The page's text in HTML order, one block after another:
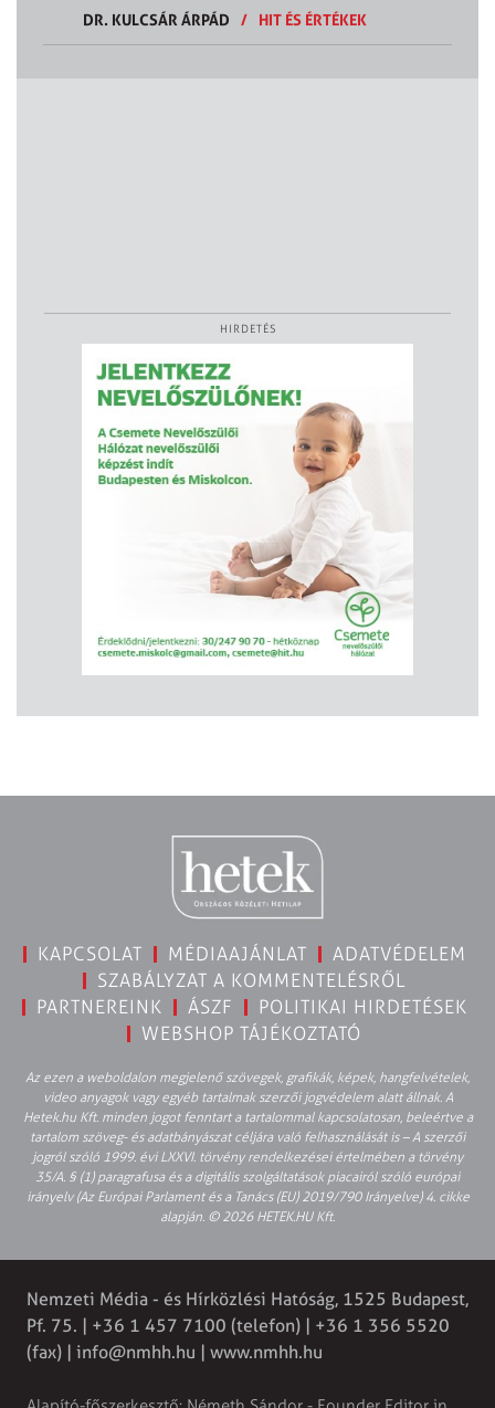
DR. KULCSÁR ÁRPÁD
/ HIT ÉS ÉRTÉKEK
HIRDETÉS
KAPCSOLAT MÉDIAAJÁNLAT
ADATVÉDELEM
SZABÁLYZAT A KOMMENTELÉSRŐL
PARTNEREINK
ÁSZF
POLITIKAI HIRDETÉSEK
WEBSHOP TÁJÉKOZTATÓ
Az ezen a weboldalon megjelenő szövegek, grafikák, képek, hangfelvételek,
video anyagok vagy egyéb tartalmak szerzői jogvédelem alatt állnak. A
Hetek.hu Kft. minden jogot fenntart a tartalommal kapcsolatosan, beleértve a
tartalom szöveg- és adatbányászat céljára való felhasználását is – A szerzői
jogról szóló 1999. évi LXXVI. törvény rendelkezései értelmében a törvény
35/A. § (1) paragrafusa és a digitális szolgáltatások piacairól szóló európai
irányelv (Az Európai Parlament és a Tanács (EU) 2019/790 Irányelve) 4. cikke
alapján. © 2026 HETEK.HU Kft.
Nemzeti Média - és Hírközlési Hatóság, 1525 Budapest,
Pf. 75. | +36 1 457 7100 (telefon) | +36 1 356 5520
(fax) | info@nmhh.hu | www.nmhh.hu